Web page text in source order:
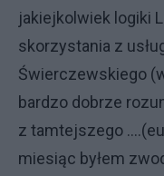
jakiejkolwiek logiki
skorzystania z
Świerczewskiego
bardzo dobrze
z tamtejszego
miesiąc byłem